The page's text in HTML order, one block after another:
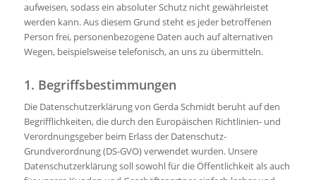
aufweisen, sodass ein absoluter Schutz nicht gewährleistet
werden kann. Aus diesem Grund steht es jeder betroffenen
Person frei, personenbezogene Daten auch auf alternativen
Wegen, beispielsweise telefonisch, an uns zu übermitteln.
1. Begriffsbestimmungen
Die Datenschutzerklärung von Gerda Schmidt beruht auf den
Begrifflichkeiten, die durch den Europäischen Richtlinien- und
Verordnungsgeber beim Erlass der Datenschutz-
Grundverordnung (DS-GVO) verwendet wurden. Unsere
Datenschutzerklärung soll sowohl für die Öffentlichkeit als auch